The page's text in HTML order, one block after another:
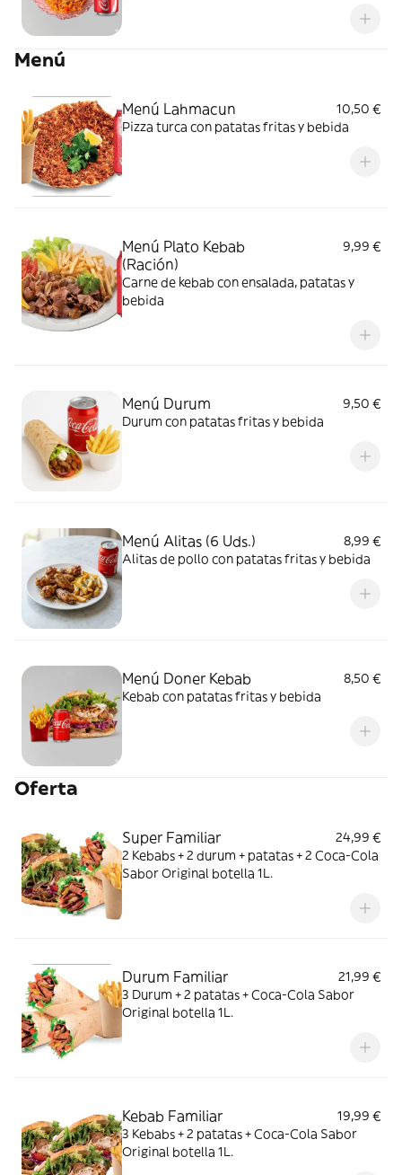
Menú
Menú Lahmacun
10,50 €
Pizza turca con patatas fritas y bebida
Menú Plato Kebab
(Ración)
9,99 €
Carne de kebab con ensalada, patatas y
bebida
Menú Durum
9,50 €
Durum con patatas fritas y bebida
Menú Alitas (6 Uds.)
8,99 €
Alitas de pollo con patatas fritas y bebida
Menú Doner Kebab
8,50 €
Kebab con patatas fritas y bebida
Oferta
Super Familiar
24,99 €
2 Kebabs + 2 durum + patatas + 2 Coca-Cola
Sabor Original botella 1L.
Durum Familiar
21,99 €
3 Durum + 2 patatas + Coca-Cola Sabor
Original botella 1L.
Kebab Familiar
19,99 €
3 Kebabs + 2 patatas + Coca-Cola Sabor
Original botella 1L.